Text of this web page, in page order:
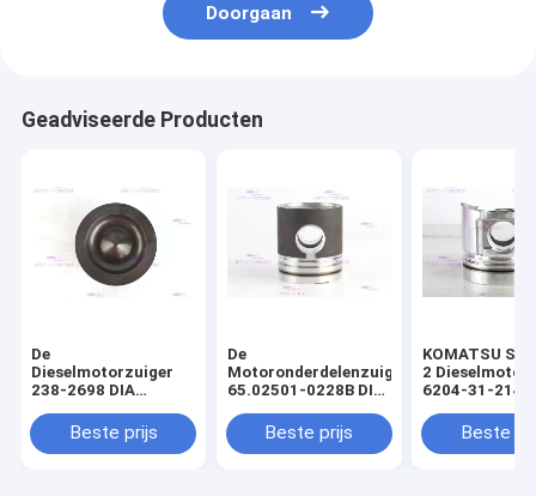
Doorgaan
Geadviseerde Producten
De
Dieselmotorzuiger
238-2698 DIA
CATERPILLARR C7
Beste prijs
De
Motoronderdelenzuiger
65.02501-0228B DIA
DE08TBeste prijs
KOMATSU
2
6204-31-2141
Beste